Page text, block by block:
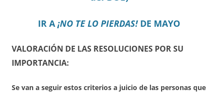
IR A¡NO TE LO PIERDAS!DE MAYO
VALORACIÓN DE LAS RESOLUCIONES POR SU
IMPORTANCIA:
Se van a seguir estos criterios a juicio de las personas que